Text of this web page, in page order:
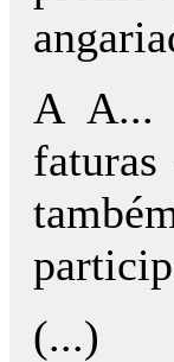
A A...
(...)